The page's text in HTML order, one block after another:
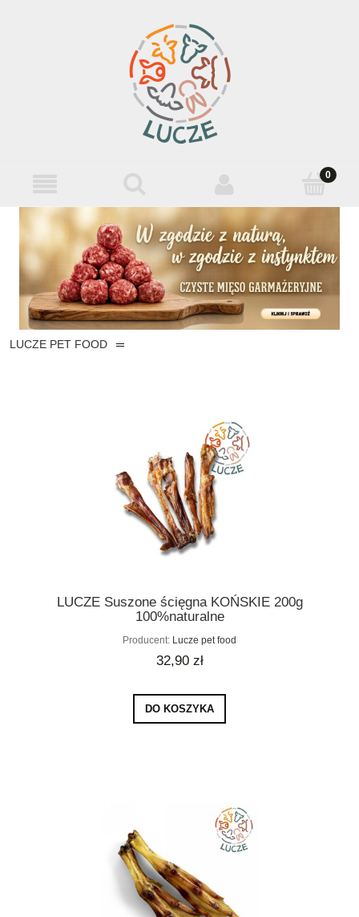
LUCZE PET FOOD
LUCZE Suszone ścięgna KOŃSKIE 200g
100%naturalne
Producent: Lucze pet food
32,90 zł
DO KOSZYKA